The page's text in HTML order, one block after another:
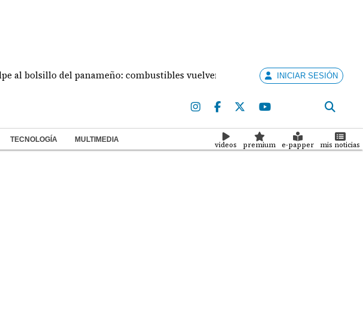
del panameño: combustibles vuelven a subir este viernes Mal
INICIAR SESIÓN
TECNOLOGÍA MULTIMEDIA
videos premium e-papper mis noticias